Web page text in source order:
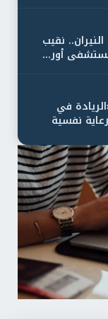
نقيب
أور...
«الريادة في
2026» رعاية نفسية